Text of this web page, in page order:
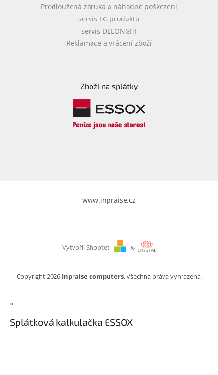
Prodloužená záruka a náhodné poškození
servis LG produktů
servis DELONGHI
Reklamace a vrácení zboží
Zboží na splátky
www.inpraise.cz
Vytvořil Shoptet &
Copyright 2026 Inpraise computers. Všechna práva vyhrazena.
×
Splátková kalkulačka ESSOX